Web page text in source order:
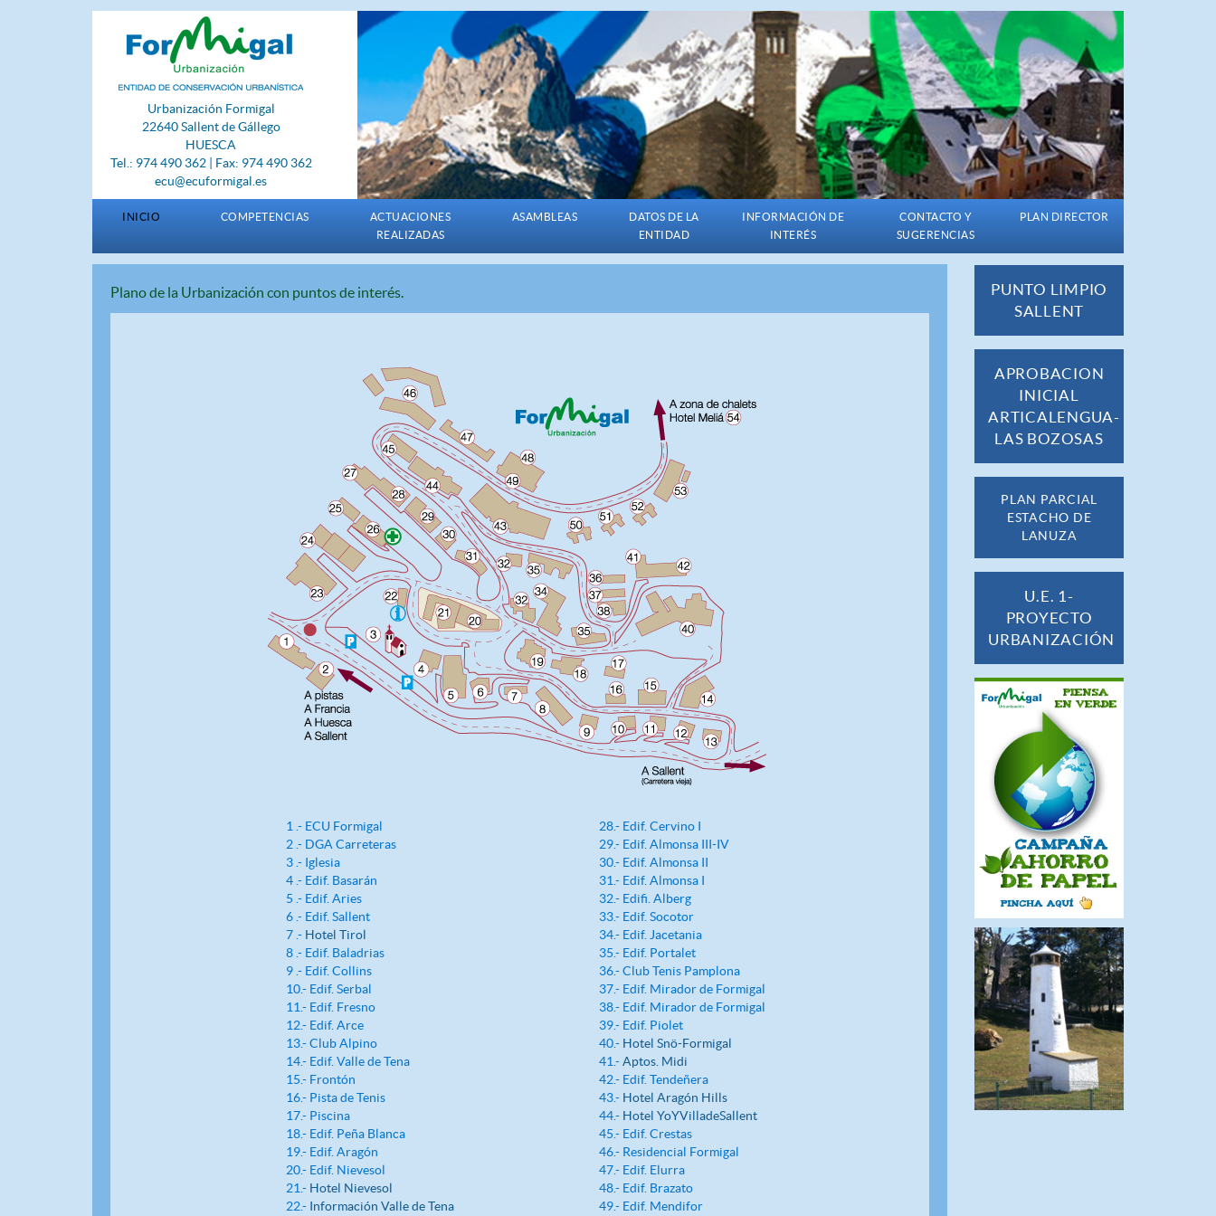
Urbanización Formigal
22640 Sallent de Gállego
HUESCA
Tel.: 974 490 362 | Fax: 974 490 362
ecu@ecuformigal.es
INICIO COMPETENCIAS
ACTUACIONES
REALIZADAS
ASAMBLEAS
DATOS DE LA
ENTIDAD
INFORMACIÓN DE
INTERÉS
CONTACTO Y
SUGERENCIAS
PLAN DIRECTOR
Plano de la Urbanización con puntos de interés.
1 .- ECU Formigal
2 .- DGA Carreteras
3 .- Iglesia
4 .- Edif. Basarán
5 .- Edif. Aries
6 .- Edif. Sallent
7 .- Hotel Tirol
8 .- Edif. Baladrias
9 .- Edif. Collins
10.- Edif. Serbal
11.- Edif. Fresno
12.- Edif. Arce
13.- Club Alpino
14.- Edif. Valle de Tena
15.- Frontón
16.- Pista de Tenis
17.- Piscina
18.- Edif. Peña Blanca
19.- Edif. Aragón
20.- Edif. Nievesol
21.- Hotel Nievesol
22.- Información Valle de Tena
28.- Edif. Cervino I
29.- Edif. Almonsa III-IV
30.- Edif. Almonsa II
31.- Edif. Almonsa I
32.- Edifi. Alberg
33.- Edif. Socotor
34.- Edif. Jacetania
35.- Edif. Portalet
36.- Club Tenis Pamplona
37.- Edif. Mirador de Formigal
38.- Edif. Mirador de Formigal
39.- Edif. Piolet
40.- Hotel Snö-Formigal
41.-Aptos. Midi
42.- Edif. Tendeñera
43.- Hotel Aragón Hills
44.- Hotel YoYVilladeSallent
45.- Edif. Crestas
46.- Residencial Formigal
47.- Edif. Elurra
48.- Edif. Brazato
49.- Edif. Mendifor
PUNTO LIMPIO
SALLENT
APROBACION
INICIAL
ARTICALENGUA-
LAS BOZOSAS
PLAN PARCIAL
ESTACHO DE
LANUZA
U.E. 1-
PROYECTO
URBANIZACIÓN